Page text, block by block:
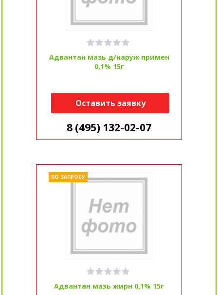
Адвантан мазь д/наруж примен
0,1% 15г
Оставить заявку
8 (495) 132-02-07
Адвантан мазь жирн 0,1% 15г
ПО ЗАПРОСУ